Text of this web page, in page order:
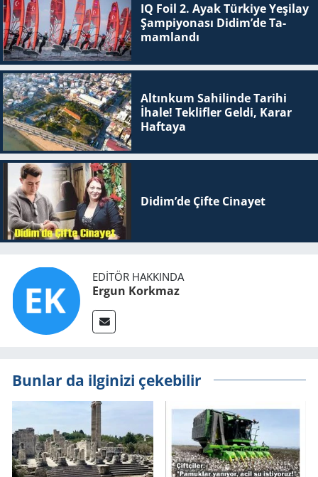
IQ Foil 2. Ayak Tür­ki­ye Ye­şi­lay
Şam­pi­yo­na­sı Didim’de Ta­
mam­lan­dı
Altınkum Sahilinde Tarihi
İhale! Teklifler Geldi, Karar
Haftaya
Didim’de Çifte Ci­na­yet
EDITÖR HAKKINDA
Ergun Korkmaz
Bunlar da ilginizi çekebilir